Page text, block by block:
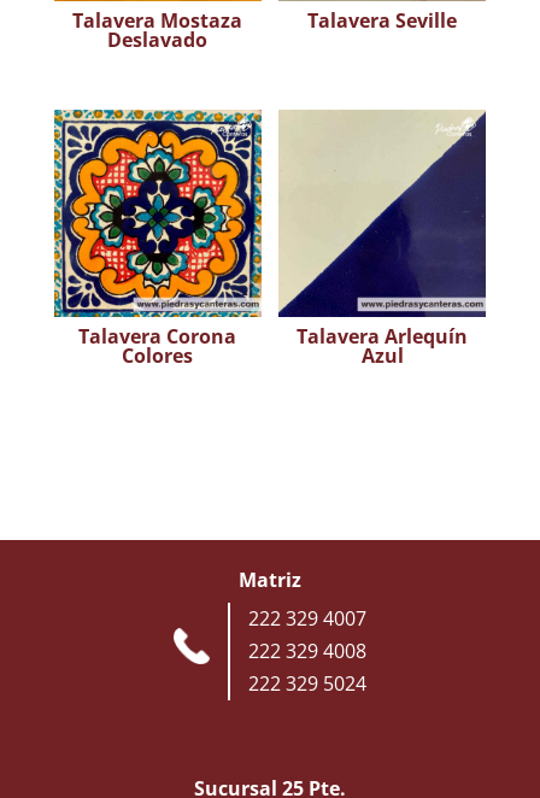
Talavera Mostaza
Deslavado
Talavera Seville
Talavera Corona
Colores
Talavera Arlequín
Azul
Matriz
222 329 4007
222 329 4008
222 329 5024
Sucursal 25 Pte.